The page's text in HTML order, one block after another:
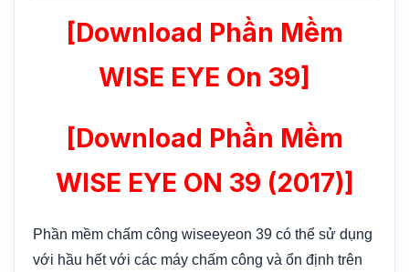
[Download Phần Mềm
WISE EYE On 39]
[Download Phần Mềm
WISE EYE ON 39 (2017)]
Phần mềm chấm công wiseeyeon 39 có thể sử dụng
với hầu hết với các máy chấm công và ổn định trên